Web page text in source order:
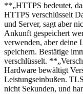
**„HTTPS bedeutet,
HTTPS verschlüsselt
und Server, sagt aber
Ankunft gespeichert
verwenden, aber deine
speichern. Bestätige
verschlüsselt.
Hardware bewältigt
Leistungseinbußen.
nicht Sekunden, und